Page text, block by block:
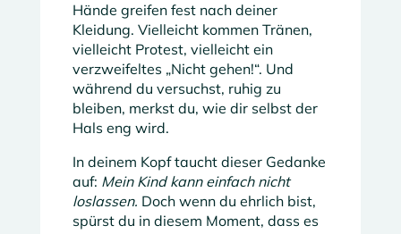
Hände greifen fest nach deiner
Kleidung. Vielleicht kommen Tränen,
vielleicht Protest, vielleicht ein
verzweifeltes „Nicht gehen!“. Und
während du versuchst, ruhig zu
bleiben, merkst du, wie dir selbst der
Hals eng wird.
In deinem Kopf taucht dieser Gedanke
auf: Mein Kind kann einfach nicht
loslassen. Doch wenn du ehrlich bist,
spürst du in diesem Moment, dass es